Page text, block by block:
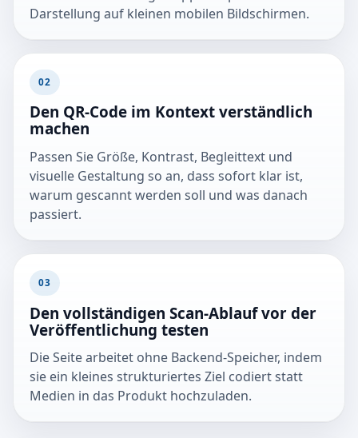
Darstellung auf kleinen mobilen Bildschirmen.
02
Den QR-Code im Kontext verständlich
machen
Passen Sie Größe, Kontrast, Begleittext und
visuelle Gestaltung so an, dass sofort klar ist,
warum gescannt werden soll und was danach
passiert.
03
Den vollständigen Scan-Ablauf vor der
Veröffentlichung testen
Die Seite arbeitet ohne Backend-Speicher, indem
sie ein kleines strukturiertes Ziel codiert statt
Medien in das Produkt hochzuladen.